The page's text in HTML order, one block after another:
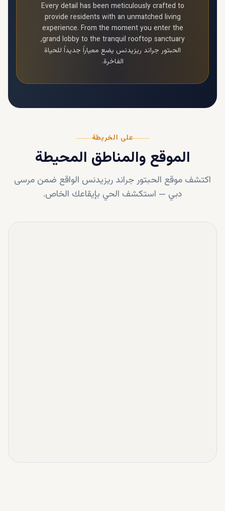
Every detail has been meticulously crafted to
provide residents with an unmatched living
experience. From the moment you enter the
grand lobby to the tranquil rooftop sanctuary,
الحبتور جراند ريزيدنس يضع معياراً جديداً للحياة
الفاخرة.
على الخريطة
الموقع والمناطق المحيطة
اكتشف موقع الحبتور جراند ريزيدنس الواقع ضمن مرسى
دبي — استكشف الحي بإيقاعك الخاص.